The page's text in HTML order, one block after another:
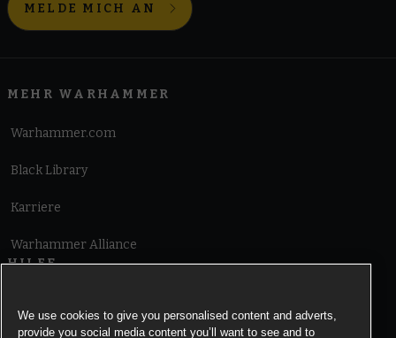
MELDE MICH AN
MEHR WARHAMMER
Warhammer.com
Black Library
Karriere
Warhammer Alliance
HILFE
We use cookies to give you personalised content and adverts,
provide you social media content you’ll want to see and to